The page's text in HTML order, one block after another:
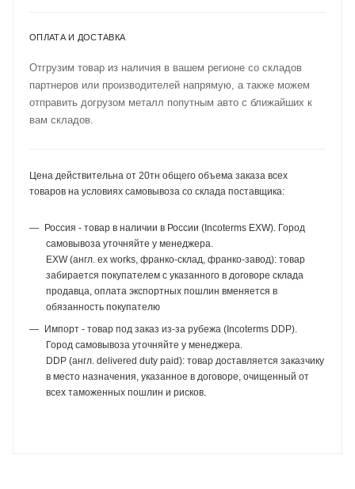
ОПЛАТА И ДОСТАВКА
Отгрузим товар из наличия в вашем регионе со складов
партнеров или производителей напрямую, а также можем
отправить догрузом металл попутным авто с ближайших к
вам складов.
Цена действительна от 20тн общего объема заказа всех
товаров на условиях самовывоза со склада поставщика:
Россия - товар в наличии в России (Incoterms EXW). Город
самовывоза уточняйте у менеджера.
EXW (англ. ex works, франко-склад, франко-завод): товар
забирается покупателем с указанного в договоре склада
продавца, оплата экспортных пошлин вменяется в
обязанность покупателю
Импорт - товар под заказ из-за рубежа (Incoterms DDP).
Город самовывоза уточняйте у менеджера.
DDP (англ. delivered duty paid): товар доставляется заказчику
в место назначения, указанное в договоре, очищенный от
всех таможенных пошлин и рисков.